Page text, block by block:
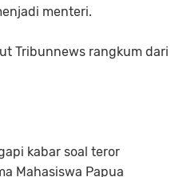
menteri.
Tribunnews rangkum dari
kabar soal teror
Mahasiswa Papua